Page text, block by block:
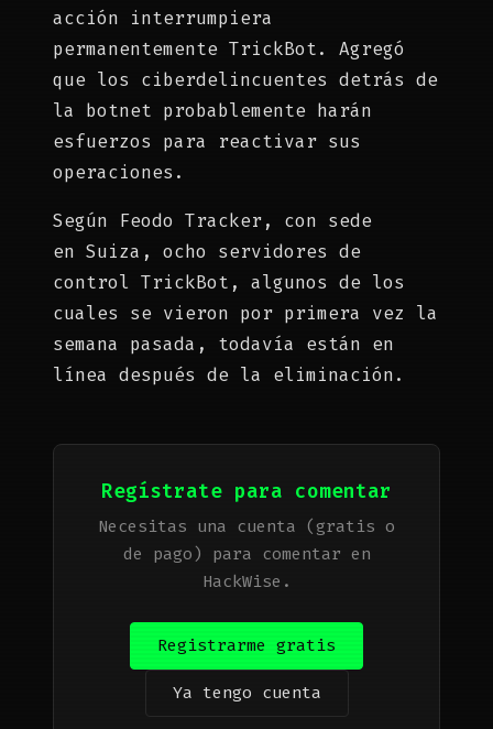
acción interrumpiera
permanentemente TrickBot. Agregó
que los ciberdelincuentes detrás de
la botnet probablemente harán
esfuerzos para reactivar sus
operaciones.
Según Feodo Tracker, con sede
en Suiza, ocho servidores de
control TrickBot, algunos de los
cuales se vieron por primera vez la
semana pasada, todavía están en
línea después de la eliminación.
Regístrate para comentar
Necesitas una cuenta (gratis o
de pago) para comentar en
HackWise.
Registrarme gratis
Ya tengo cuenta